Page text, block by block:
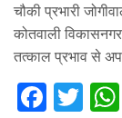
चौकी प्रभारी
कोतवाली
तत्काल प्रभाव से
F
T